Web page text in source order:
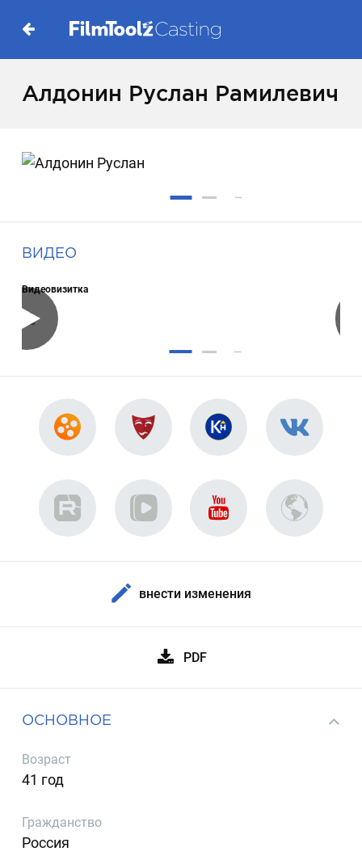
Алдонин Руслан Рамилевич
ВИДЕО
Видеовизитка
внести изменения
PDF
ОСНОВНОЕ
Возраст
41 год
Гражданство
Россия